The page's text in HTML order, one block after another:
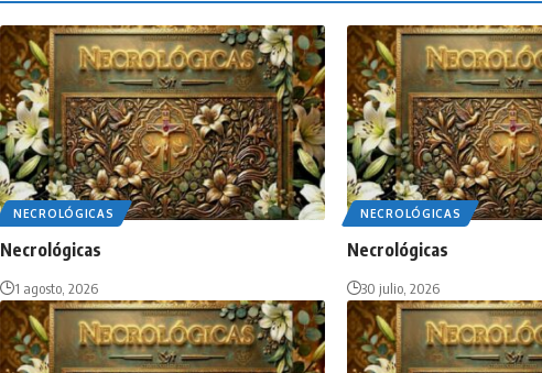
NECROLÓGICAS
Necrológicas
1 agosto, 2026
NECROLÓGICAS
Necrológicas
30 julio, 2026